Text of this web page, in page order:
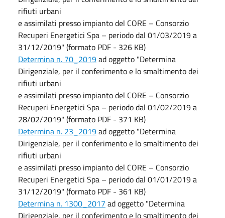
rifiuti urbani
e assimilati presso impianto del CORE – Consorzio
Recuperi Energetici Spa – periodo dal 01/03/2019 a
31/12/2019" (formato PDF - 326 KB)
Determina n. 70_2019ad oggetto "Determina
Dirigenziale, per il conferimento e lo smaltimento dei
rifiuti urbani
e assimilati presso impianto del CORE – Consorzio
Recuperi Energetici Spa – periodo dal 01/02/2019 a
28/02/2019" (formato PDF - 371 KB)
Determina n. 23_2019ad oggetto "Determina
Dirigenziale, per il conferimento e lo smaltimento dei
rifiuti urbani
e assimilati presso impianto del CORE – Consorzio
Recuperi Energetici Spa – periodo dal 01/01/2019 a
31/12/2019" (formato PDF - 361 KB)
Determina n. 1300_2017 ad oggetto "Determina
Dirigenziale, per il conferimento e lo smaltimento dei